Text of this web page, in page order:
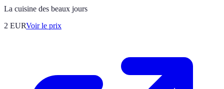
La cuisine des beaux jours
2 EURVoir le prix